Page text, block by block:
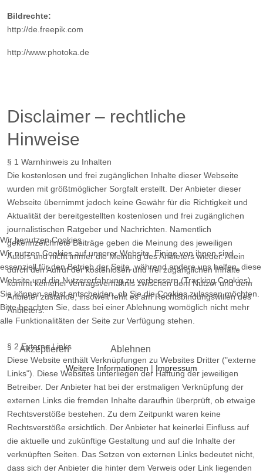
Bildrechte:
http://de.freepik.com
http://www.photoka.de
Disclaimer – rechtliche
Hinweise
§ 1 Warnhinweis zu Inhalten
Die kostenlosen und frei zugänglichen Inhalte dieser Webseite
wurden mit größtmöglicher Sorgfalt erstellt. Der Anbieter dieser
Webseite übernimmt jedoch keine Gewähr für die Richtigkeit und
Aktualität der bereitgestellten kostenlosen und frei zugänglichen
journalistischen Ratgeber und Nachrichten. Namentlich
gekennzeichnete Beiträge geben die Meinung des jeweiligen
Autors und nicht immer die Meinung des Anbieters wieder. Allein
durch den Aufruf der kostenlosen und frei zugänglichen Inhalte
kommt keinerlei Vertragsverhältnis zwischen dem Nutzer und dem
Anbieter zustande, insoweit fehlt es am Rechtsbindungswillen des
Anbieters.
§ 2 Externe Links
Diese Website enthält Verknüpfungen zu Websites Dritter ("externe
Links"). Diese Websites unterliegen der Haftung der jeweiligen
Betreiber. Der Anbieter hat bei der erstmaligen Verknüpfung der
externen Links die fremden Inhalte daraufhin überprüft, ob etwaige
Rechtsverstöße bestehen. Zu dem Zeitpunkt waren keine
Rechtsverstöße ersichtlich. Der Anbieter hat keinerlei Einfluss auf
die aktuelle und zukünftige Gestaltung und auf die Inhalte der
verknüpften Seiten. Das Setzen von externen Links bedeutet nicht,
dass sich der Anbieter die hinter dem Verweis oder Link liegenden
Wir benutzen Cookies
Wir nutzen Cookies auf unserer Website. Einige von ihnen sind
essenziell für den Betrieb der Seite, während andere uns helfen, diese
Website und die Nutzererfahrung zu verbessern (Tracking Cookies).
Sie können selbst entscheiden, ob Sie die Cookies zulassen möchten.
Bitte beachten Sie, dass bei einer Ablehnung womöglich nicht mehr
alle Funktionalitäten der Seite zur Verfügung stehen.
Akzeptieren Ablehnen
Weitere Informationen | Impressum